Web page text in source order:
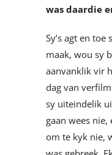
was daardie
Sy’s agt en toe
maak, wou sy
aanvanklik vir
dag van
sy uiteindelik
gaan wees
om te kyk nie,